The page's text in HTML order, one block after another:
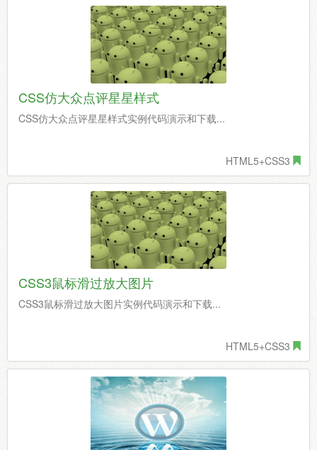
CSS仿大众点评星星样式
CSS仿大众点评星星样式实例代码演示和下载...
HTML5+CSS3
CSS3鼠标滑过放大图片
CSS3鼠标滑过放大图片实例代码演示和下载...
HTML5+CSS3